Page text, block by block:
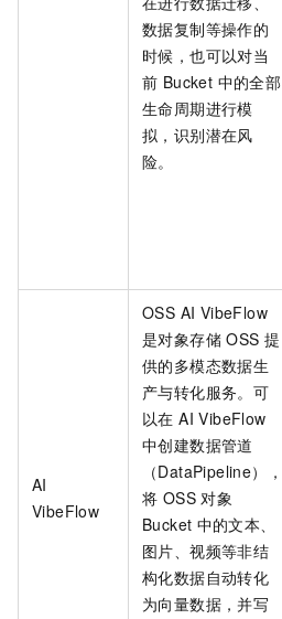
数据复制等操作的
时候，也可以对当
前 Bucket 中的全部
生命周期进行模
拟，识别潜在风
险。
AI
VibeFlow
OSS AI VibeFlow
是对象存储 OSS 提
供的多模态数据生
产与转化服务。可
以在 AI VibeFlow
中创建数据管道
（DataPipeline），
将 OSS 对象
Bucket 中的文本、
图片、视频等非结
构化数据自动转化
为向量数据，并写